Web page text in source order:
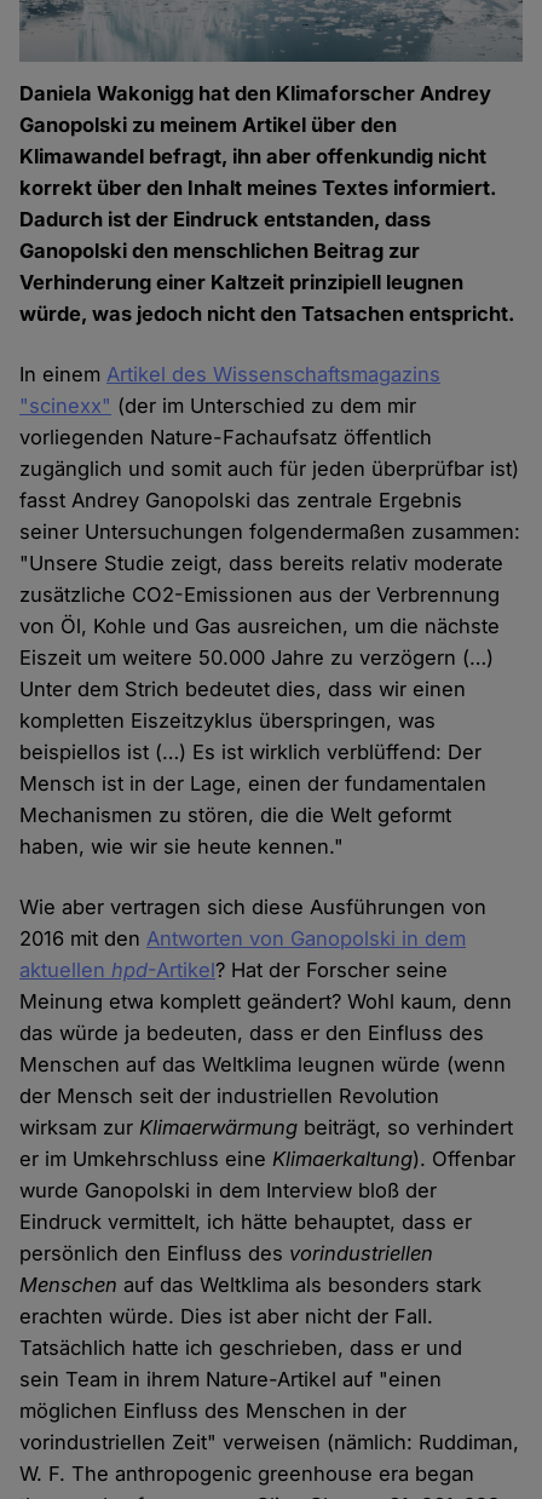
Daniela Wakonigg hat den Klimaforscher Andrey
Ganopolski zu meinem Artikel über den
Klimawandel befragt, ihn aber offenkundig nicht
korrekt über den Inhalt meines Textes informiert.
Dadurch ist der Eindruck entstanden, dass
Ganopolski den menschlichen Beitrag zur
Verhinderung einer Kaltzeit prinzipiell leugnen
würde, was jedoch nicht den Tatsachen entspricht.
In einemArtikel des Wissenschaftsmagazins
"scinexx" (der im Unterschied zu dem mir
vorliegenden Nature-Fachaufsatz öffentlich
zugänglich und somit auch für jeden überprüfbar ist)
fasst Andrey Ganopolski das zentrale Ergebnis
seiner Untersuchungen folgendermaßen zusammen:
"Unsere Studie zeigt, dass bereits relativ moderate
zusätzliche CO2-Emissionen aus der Verbrennung
von Öl, Kohle und Gas ausreichen, um die nächste
Eiszeit um weitere 50.000 Jahre zu verzögern (…)
Unter dem Strich bedeutet dies, dass wir einen
kompletten Eiszeitzyklus überspringen, was
beispiellos ist (…) Es ist wirklich verblüffend: Der
Mensch ist in der Lage, einen der fundamentalen
Mechanismen zu stören, die die Welt geformt
haben, wie wir sie heute kennen."
Wie aber vertragen sich diese Ausführungen von
2016 mit denAntworten von Ganopolski in dem
aktuellenhpd-Artikel? Hat der Forscher seine
Meinung etwa komplett geändert? Wohl kaum, denn
das würde ja bedeuten, dass er den Einfluss des
Menschen auf das Weltklima leugnen würde (wenn
der Mensch seit der industriellen Revolution
wirksam zurKlimaerwärmung beiträgt, so verhindert
er im Umkehrschluss eineKlimaerkaltung). Offenbar
wurde Ganopolski in dem Interview bloß der
Eindruck vermittelt, ich hätte behauptet, dass er
persönlich den Einfluss des vorindustriellen
Menschen auf das Weltklima als besonders stark
erachten würde. Dies ist aber nicht der Fall.
Tatsächlich hatte ich geschrieben, dass er und
sein Team in ihrem Nature-Artikel auf "einen
möglichen Einfluss des Menschen in der
vorindustriellen Zeit" verweisen (nämlich: Ruddiman,
W. F. The anthropogenic greenhouse era began